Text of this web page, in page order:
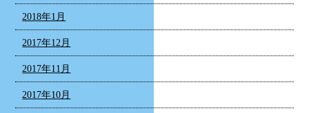
2018年1月
2017年12月
2017年11月
2017年10月